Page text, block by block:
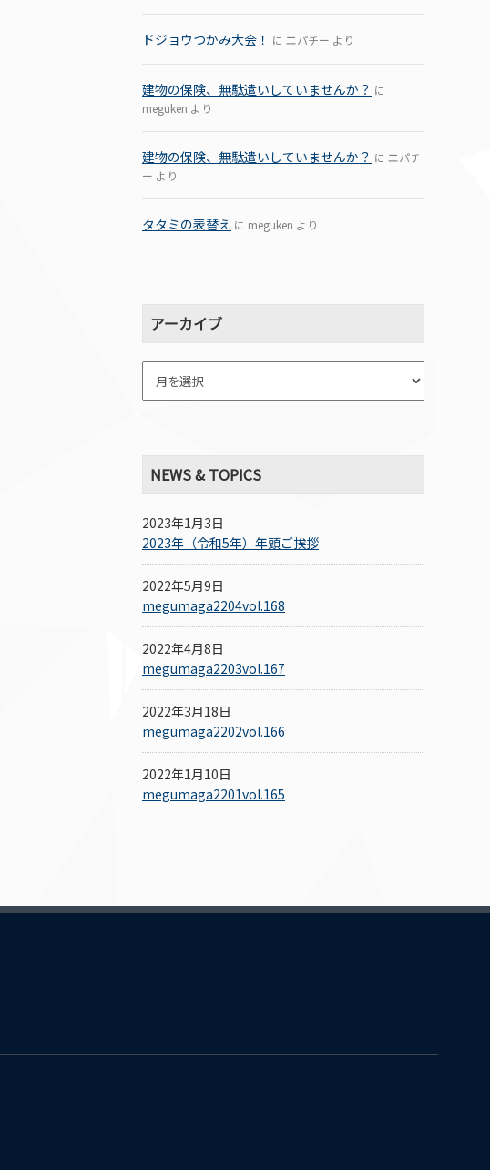
ドジョウつかみ大会！ に エパチー より
建物の保険、無駄遣いしていませんか？ に
meguken より
建物の保険、無駄遣いしていませんか？ に エパチ
ー より
タタミの表替え に meguken より
アーカイブ
NEWS & TOPICS
2023年1月3日
2023年（令和5年）年頭ご挨拶
2022年5月9日
megumaga2204vol.168
2022年4月8日
megumaga2203vol.167
2022年3月18日
megumaga2202vol.166
2022年1月10日
megumaga2201vol.165